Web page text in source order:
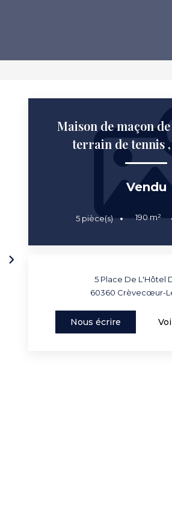
Maison de maçon de
terrain de tennis
Vendu
5 pièce(s) 190m²
5 Place De L'Hôtel
60360 Crèvecœur-
Nous écrire